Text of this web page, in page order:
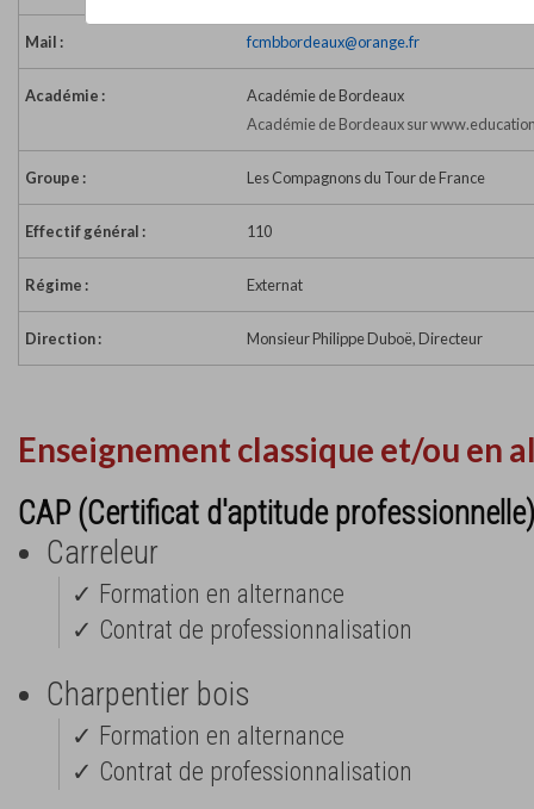
Mail : fcmbbordeaux@orange.fr
Académie :
Académie de Bordeaux
Académie de Bordeaux sur
Groupe : Les Compagnons du Tour de France
Effectif général : 110
Régime : Externat
Direction : Monsieur Philippe Duboë, Directeur
Enseignement classique et/ou en
CAP (Certificat d'aptitude professionnelle)
Carreleur
✓ Formation en alternance
✓ Contrat de professionnalisation
Charpentier bois
✓ Formation en alternance
✓ Contrat de professionnalisation